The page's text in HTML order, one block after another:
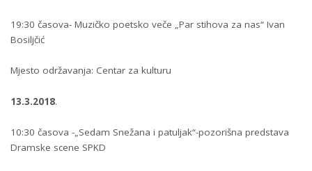
19:30 časova- Muzičko poetsko veče „Par stihova za nas“ Ivan
Bosiljčić
Mjesto održavanja: Centar za kulturu
13.3.2018.
10:30 časova -„Sedam Snežana i patuljak“-pozorišna predstava
Dramske scene SPKD